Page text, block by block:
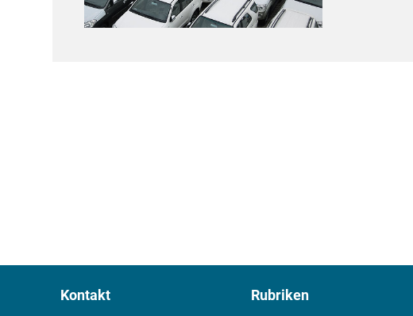
Kontakt Rubriken